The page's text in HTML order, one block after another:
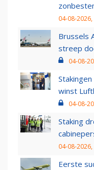
04-08-
Brussels
streep
04-08-
winst
04-08-
Staking
04-08-2026,
Eerste